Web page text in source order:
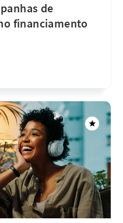
de
financiamento